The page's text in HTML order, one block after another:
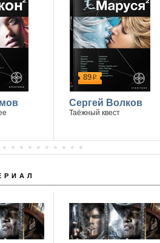
89р
Сергей Волков
Таёжный квест